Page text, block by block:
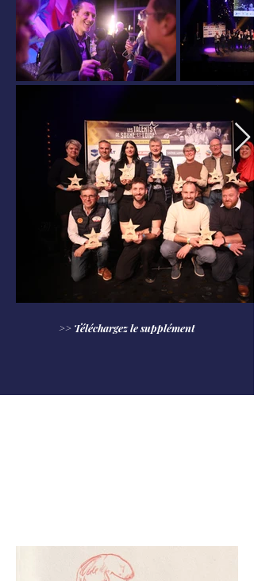
>> Téléchargez le supplément